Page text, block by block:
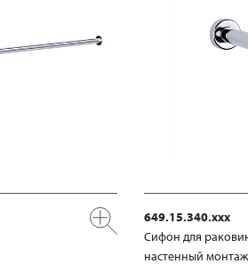
649.15.340.xxx
Сифон для
настенный монтаж